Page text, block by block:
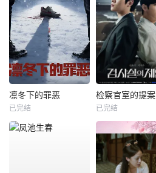
凛冬下的罪恶
已完结
检察官室的提案
已完结